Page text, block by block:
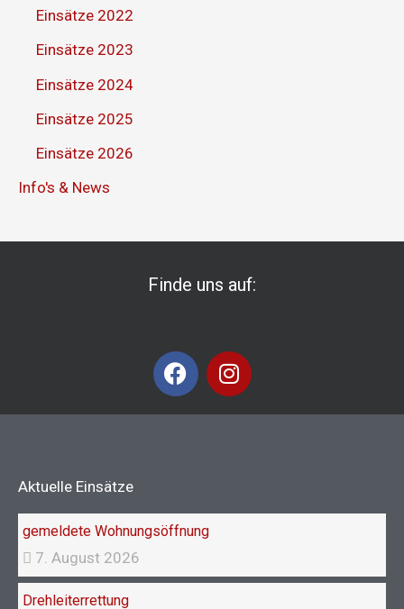
Einsätze 2022
Einsätze 2023
Einsätze 2024
Einsätze 2025
Einsätze 2026
Info's & News
Finde uns auf:
F
a
k
I
n
a
Aktuelle Einsätze
gemeldete Wohnungsöffnung
7. August 2026
Drehleiterrettung